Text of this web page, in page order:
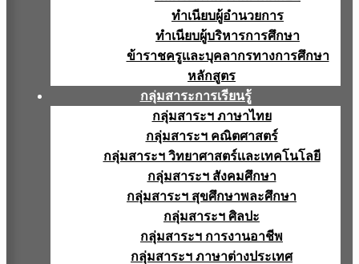
ทำเนียบผู้อำนวยการ
ทำเนียบผู้บริหารการศึกษา
ข้าราชครูเเละบุคลากรทางการศึกษา
หลักสูตร
กลุ่มสาระการเรียนรู้
กลุ่มสาระฯ ภาษาไทย
กลุ่มสาระฯ คณิตศาสตร์
กลุ่มสาระฯ วิทยาศาสตร์เเละเทคโนโลยี
กลุ่มสาระฯ สังคมศึกษา
กลุ่มสาระฯ สุขศึกษาพละศึกษา
กลุ่มสาระฯ ศิลปะ
กลุ่มสาระฯ การงานอาชีพ
กลุ่มสาระฯ ภาษาต่างประเทศ